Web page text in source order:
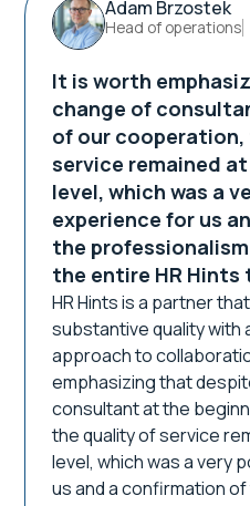
Adam Brzostek
Head of operations
It is worth
change of
of our
service remained
level, which was a
experience for us
the
the entire HR Hints
HR Hints is a partner
substantive quality with
approach to
emphasizing that
consultant at the
the quality of service
level, which was a very
us and a confirmation